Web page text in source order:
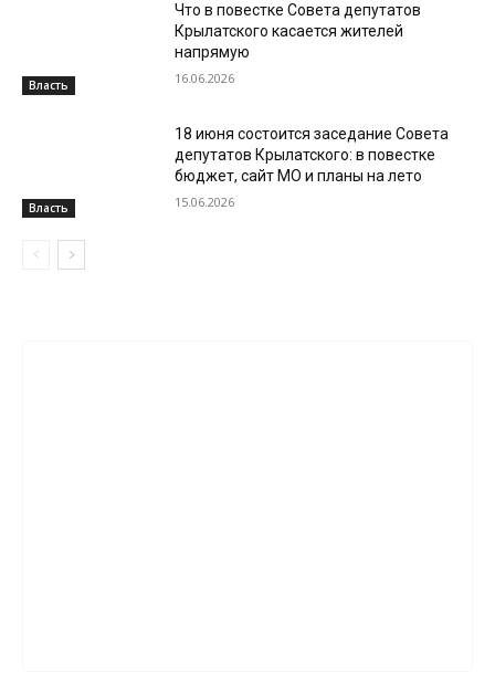
Власть
Что в повестке Совета депутатов
Крылатского касается жителей
напрямую
16.06.2026
Власть
18 июня состоится заседание Совета
депутатов Крылатского: в повестке
бюджет, сайт МО и планы на лето
15.06.2026